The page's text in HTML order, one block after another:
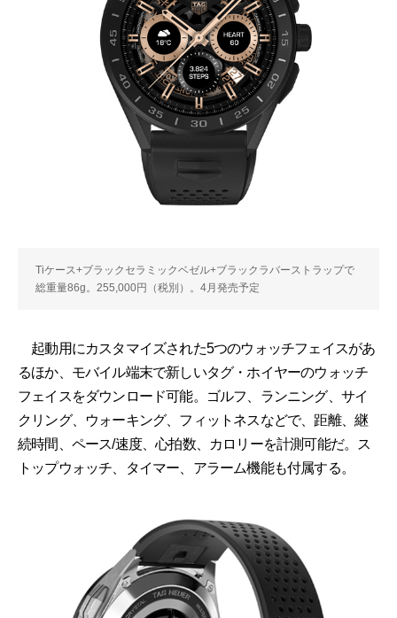
Tiケース+ブラックセラミックベゼル+ブラックラバーストラップで
総重量86g。255,000円（税別）。4月発売予定
起動用にカスタマイズされた5つのウォッチフェイスがあ
るほか、モバイル端末で新しいタグ・ホイヤーのウォッチ
フェイスをダウンロード可能。ゴルフ、ランニング、サイ
クリング、ウォーキング、フィットネスなどで、距離、継
続時間、ペース/速度、心拍数、カロリーを計測可能だ。ス
トップウォッチ、タイマー、アラーム機能も付属する。